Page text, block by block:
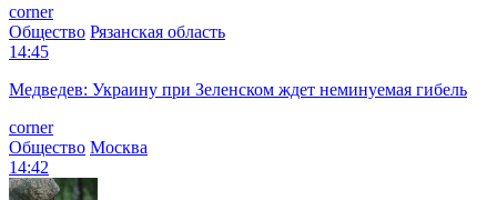
corner
Общество Рязанская область
14:45
Медведев: Украину при Зеленском ждет неминуемая гибель
corner
Общество Москва
14:42